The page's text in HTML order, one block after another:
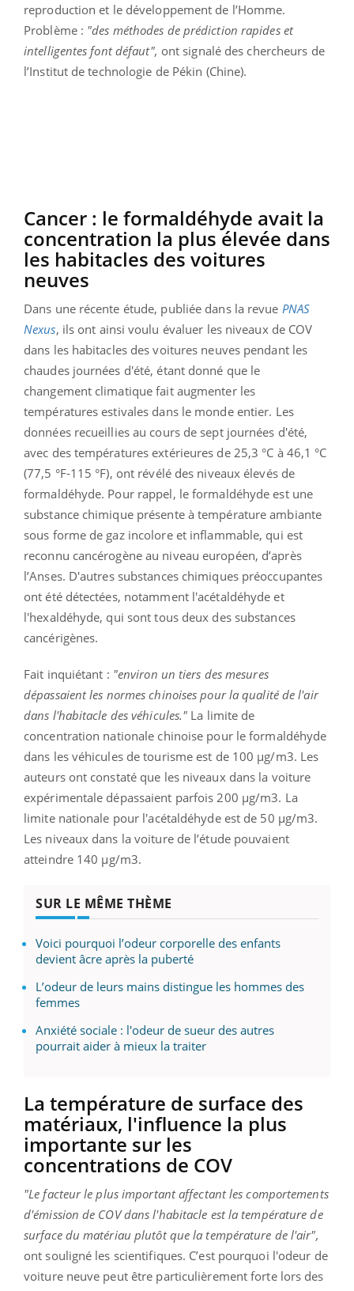
reproduction et le développement de l’Homme.
Problème : "des méthodes de prédiction rapides et
intelligentes font défaut", ont signalé des chercheurs de
l’Institut de technologie de Pékin (Chine).
Cancer : le formaldéhyde avait la
concentration la plus élevée dans
les habitacles des voitures
neuves
Dans une récente étude, publiée dans la revue PNAS
Nexus, ils ont ainsi voulu évaluer les niveaux de COV
dans les habitacles des voitures neuves pendant les
chaudes journées d'été, étant donné que le
changement climatique fait augmenter les
températures estivales dans le monde entier. Les
données recueillies au cours de sept journées d'été,
avec des températures extérieures de 25,3 °C à 46,1 °C
(77,5 °F-115 °F), ont révélé des niveaux élevés de
formaldéhyde. Pour rappel, le formaldéhyde est une
substance chimique présente à température ambiante
sous forme de gaz incolore et inflammable, qui est
reconnu cancérogène au niveau européen, d’après
l’Anses. D'autres substances chimiques préoccupantes
ont été détectées, notamment l'acétaldéhyde et
l'hexaldéhyde, qui sont tous deux des substances
cancérigènes.
Fait inquiétant : "environ un tiers des mesures
dépassaient les normes chinoises pour la qualité de l'air
dans l'habitacle des véhicules." La limite de
concentration nationale chinoise pour le formaldéhyde
dans les véhicules de tourisme est de 100 μg/m3. Les
auteurs ont constaté que les niveaux dans la voiture
expérimentale dépassaient parfois 200 μg/m3. La
limite nationale pour l'acétaldéhyde est de 50 μg/m3.
Les niveaux dans la voiture de l’étude pouvaient
atteindre 140 μg/m3.
SUR LE MÊME THÈME
Voici pourquoi l’odeur corporelle des enfants
devient âcre après la puberté
L’odeur de leurs mains distingue les hommes des
femmes
Anxiété sociale : l'odeur de sueur des autres
pourrait aider à mieux la traiter
La température de surface des
matériaux, l'influence la plus
importante sur les
concentrations de COV
"Le facteur le plus important affectant les comportements
d'émission de COV dans l'habitacle est la température de
surface du matériau plutôt que la température de l'air",
ont souligné les scientifiques. C’est pourquoi l'odeur de
voiture neuve peut être particulièrement forte lors des